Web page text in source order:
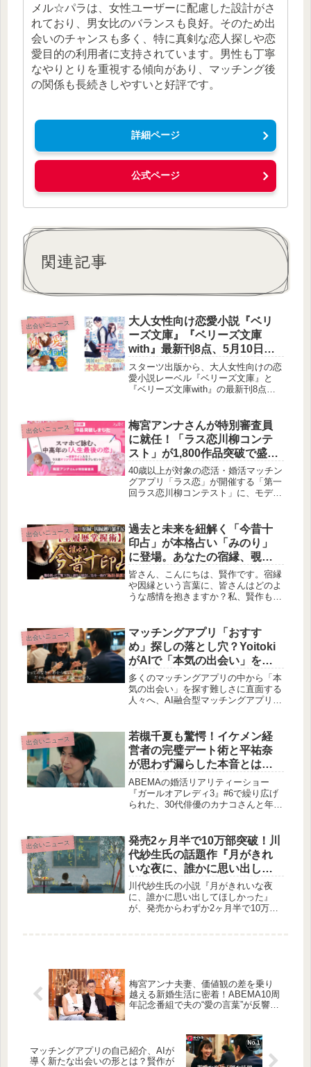
メル☆パラは、女性ユーザーに配慮した設計がさ
れており、男女比のバランスも良好。そのため出
会いのチャンスも多く、特に真剣な恋人探しや恋
愛目的の利用者に支持されています。男性も丁寧
なやりとりを重視する傾向があり、マッチング後
の関係も長続きしやすいと好評です。
詳細ページ
公式ページ
関連記事
出会いニュース
大人女性向け恋愛小説『ベリ
ーズ文庫』『ベリーズ文庫
with』最新刊8点、5月10日
（日）発売
スターツ出版から、大人女性向けの恋
愛小説レーベル『ベリーズ文庫』と
『ベリーズ文庫with』の最新刊8点
わたる魅力的な物語の数々をご紹介し
ます。
出会いニュース
梅宮アンナさんが特別審査員
に就任！「ラス恋川柳コンテ
スト」が1,800作品突破で盛り
上がり中！
40歳以上が対象の恋活・婚活マッチン
グアプリ「ラス恋」が開催する「第一
回ラス恋川柳コンテスト」に、モデ
はすでに1,800件を突破し、2月13日に
優秀作品が発表されます。
出会いニュース
過去と未来を紐解く「今昔十
印占」が本格占い「みのり」
に登場。あなたの宿縁、覗い
てみませんか？
皆さん、こんにちは、賢作です。宿縁
や因縁という言葉に、皆さんはどのよ
うな感情を抱きますか？私、賢作も、
ります。この度、本格占いサービス
「みのり」に、雅ゆう先生監修の「今
昔十印占」が登場しました。あなたの
人生の“全履歴”を明らかにし、より良
い未来へと導くこの占術は、きっと新
たな発見をもたらしてくれるでしょ
う。
出会いニュース
マッチングアプリ「おすす
め」探しの落とし穴？Yoitoki
がAIで「本気の出会い」を再
設計！
多くのマッチングアプリの中から「本
気の出会い」を探す難しさに直面する
人々へ、AI融合型マッチングアプリ
ではなく、質の高い出会いを実現する
Yoitokiの魅力に迫ります。
出会いニュース
若槻千夏も驚愕！イケメン経
営者の完璧デート術と平祐奈
が思わず漏らした本音とは？
｜ABEMA『ガールオアレディ
3』#6
ABEMAの婚活リアリティーショー
『ガールオアレディ3』#6で繰り広げ
られた、30代俳優のカナコさんと年収
ず本音を漏らしたリュウスケさんの独
特な言動から、若槻千夏さんが「完璧
デート」と驚愕した告白、そして過去
の恋愛にまつわる赤裸々な告白まで、
結婚観を深める二人の姿を賢作がご紹
介します。
出会いニュース
発売2ヶ月半で10万部突破！川
代紗生氏の話題作『月がきれ
いな夜に、誰かに思い出して
ほしかった』が問いかける、
現代人の「二番目」の感情
川代紗生氏の小説『月がきれいな夜
に、誰かに思い出してほしかった』
が、発売からわずか2ヶ月半で10万部
梅宮アンナ夫妻、価値観の差を乗り
越える新婚生活に密着！ABEMA10周
年記念番組で夫の“愛の言葉”が反響を
マッチングアプリの自己紹介、AIが
導く新たな出会いの形とは？賢作が